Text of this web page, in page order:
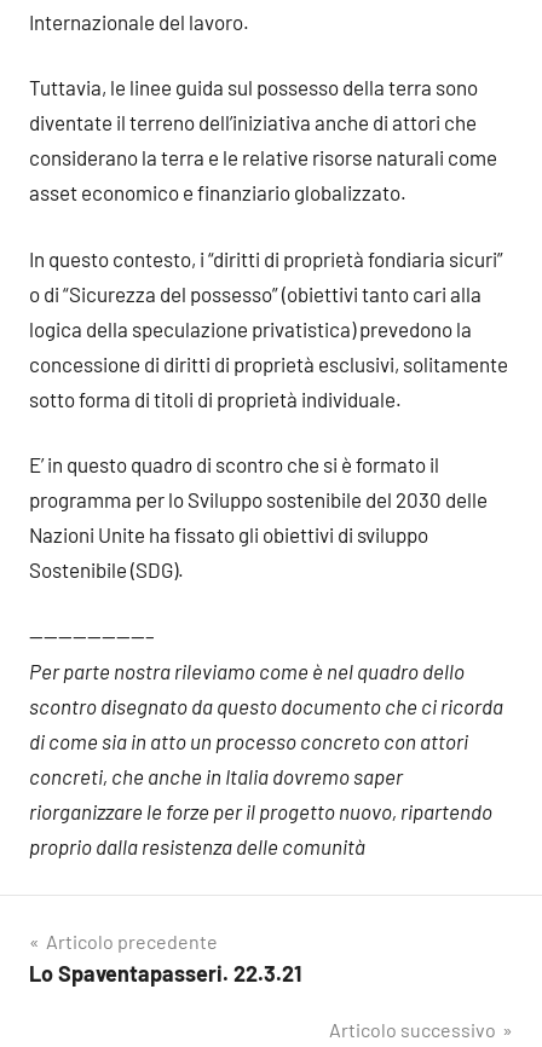
Internazionale del lavoro.
Tuttavia, le linee guida sul possesso della terra sono
diventate il terreno dell’iniziativa anche di attori che
considerano la terra e le relative risorse naturali come
asset economico e finanziario globalizzato.
In questo contesto, i “diritti di proprietà fondiaria sicuri”
o di “Sicurezza del possesso” (obiettivi tanto cari alla
logica della speculazione privatistica) prevedono la
concessione di diritti di proprietà esclusivi, solitamente
sotto forma di titoli di proprietà individuale.
E’ in questo quadro di scontro che si è formato il
programma per lo Sviluppo sostenibile del 2030 delle
Nazioni Unite ha fissato gli obiettivi di sviluppo
Sostenibile (SDG).
————————–
Per parte nostra rileviamo come è nel quadro dello
scontro disegnato da questo documento che ci ricorda
di come sia in atto un processo concreto con attori
concreti, che anche in Italia dovremo saper
riorganizzare le forze per il progetto nuovo, ripartendo
proprio dalla resistenza delle comunità
Navigazione
articoli
Articolo precedente
Lo Spaventapasseri. 22.3.21
Articolo successivo